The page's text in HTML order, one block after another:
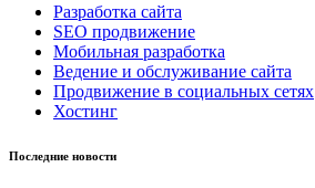
Разработка сайта
SEO продвижение
Мобильная разработка
Ведение и обслуживание сайта
Продвижение в социальных сетях
Хостинг
Последние новости